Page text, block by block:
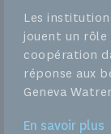
Les
jouent un rôle
coopération
réponse aux
Geneva
En savoir plus